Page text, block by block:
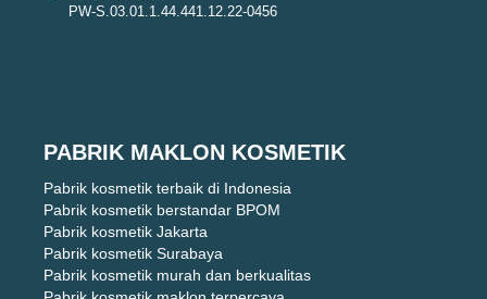
PW-S.03.01.1.44.441.12.22-0456
PABRIK MAKLON KOSMETIK
Pabrik kosmetik terbaik di Indonesia
Pabrik kosmetik berstandar BPOM
Pabrik kosmetik Jakarta
Pabrik kosmetik Surabaya
Pabrik kosmetik murah dan berkualitas